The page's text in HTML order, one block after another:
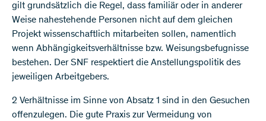
gilt grundsätzlich die Regel, dass familiär oder in anderer
Weise nahestehende Personen nicht auf dem gleichen
Projekt wissenschaftlich mitarbeiten sollen, namentlich
wenn Abhängigkeitsverhältnisse bzw. Weisungsbefugnisse
bestehen. Der SNF respektiert die Anstellungspolitik des
jeweiligen Arbeitgebers.
2 Verhältnisse im Sinne von Absatz 1 sind in den Gesuchen
offenzulegen. Die gute Praxis zur Vermeidung von